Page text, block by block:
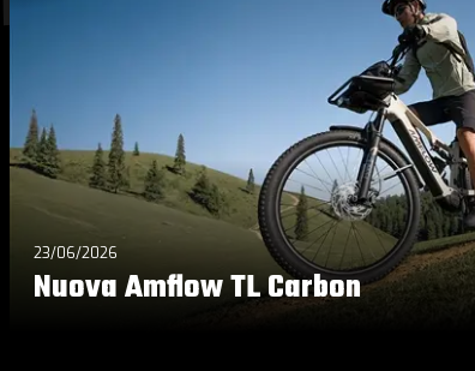
23/06/2026
Nuova Amflow TL Carbon